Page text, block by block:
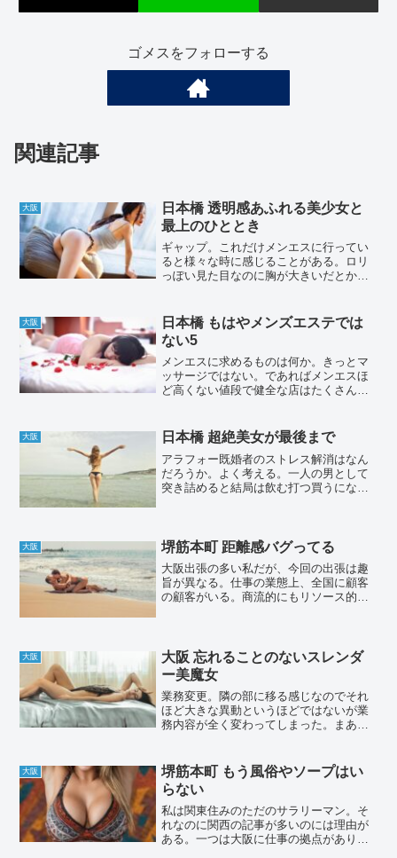
ゴメスをフォローする
関連記事
大阪
日本橋 透明感あふれる美少女と
最上のひととき
ギャップ。これだけメンエスに行ってい
ると様々な時に感じることがある。ロリ
っぽい見た目なのに胸が大きいだとか、
はその最たるセラピスト。今日の前書き
はここまで。早速本題に入...
大阪
日本橋 もはやメンズエステでは
ない5
メンエスに求めるものは何か。きっとマ
ッサージではない。であればメンエスほ
ど高くない値段で健全な店はたくさんあ
が、優先度としてはエロの次。そこで今
回のタイトル。これまで業...
大阪 日本橋 超絶美女が最後まで
アラフォー既婚者のストレス解消はなん
だろうか。よく考える。一人の男として
突き詰めると結局は飲む打つ買うになる
ると思う。ただ世間一般から...
大阪 堺筋本町 距離感バグってる
大阪出張の多い私だが、今回の出張は趣
旨が異なる。仕事の業態上、全国に顧客
の顧客がいる。商流的にもリソース的に
回はその関西バージョン。...
大阪
大阪 忘れることのないスレンダ
ー美魔女
業務変更。隣の部に移る感じなのでそれ
ほど大きな異動というほどではないが業
務内容が全く変わってしまった。まあこ
リットが一つ。それはまだ自分で業務時
間を管理できないこと。終...
大阪
堺筋本町 もう風俗やソープはい
らない
私は関東住みのただのサラリーマン。そ
れなのに関西の記事が多いのには理由が
ある。一つは大阪に仕事の拠点があり出